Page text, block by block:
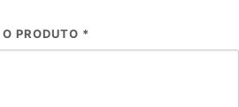
PRODUTO *